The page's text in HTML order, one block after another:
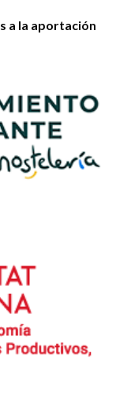
a la aportación